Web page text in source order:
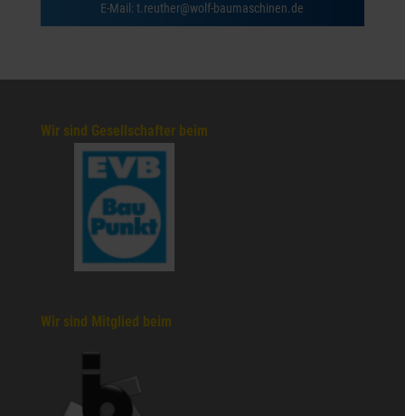
E-Mail: t.reuther@wolf-baumaschinen.de
Wir sind Gesellschafter beim
Wir sind Mitglied beim